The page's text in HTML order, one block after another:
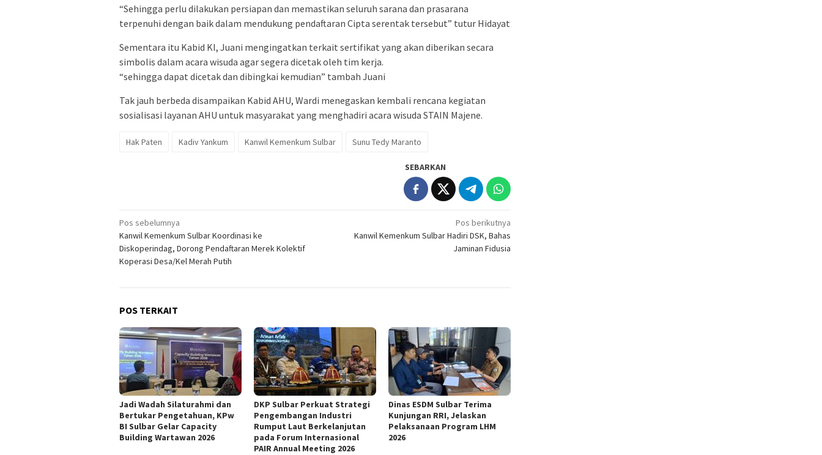
“Sehingga perlu dilakukan persiapan dan memastikan seluruh sarana dan prasarana
terpenuhi dengan baik dalam mendukung pendaftaran Cipta serentak tersebut” tutur Hidayat
Sementara itu Kabid KI, Juani mengingatkan terkait sertifikat yang akan diberikan secara
simbolis dalam acara wisuda agar segera dicetak oleh tim kerja.
“sehingga dapat dicetak dan dibingkai kemudian” tambah Juani
Tak jauh berbeda disampaikan Kabid AHU, Wardi menegaskan kembali rencana kegiatan
sosialisasi layanan AHU untuk masyarakat yang menghadiri acara wisuda STAIN Majene.
Hak Paten Kadiv Yankum Kanwil Kemenkum Sulbar Sunu Tedy Maranto
SEBARKAN
Navigasi
pos
Pos sebelumnya
Kanwil Kemenkum Sulbar Koordinasi ke
Diskoperindag, Dorong Pendaftaran Merek Kolektif
Koperasi Desa/Kel Merah Putih
Pos berikutnya
Kanwil Kemenkum Sulbar Hadiri DSK, Bahas
Jaminan Fidusia
POS TERKAIT
Jadi Wadah Silaturahmi dan
Bertukar Pengetahuan, KPw
BI Sulbar Gelar Capacity
Building Wartawan 2026
DKP Sulbar Perkuat Strategi
Pengembangan Industri
Rumput Laut Berkelanjutan
pada Forum Internasional
PAIR Annual Meeting 2026
Dinas ESDM Sulbar Terima
Kunjungan RRI, Jelaskan
Pelaksanaan Program LHM
2026